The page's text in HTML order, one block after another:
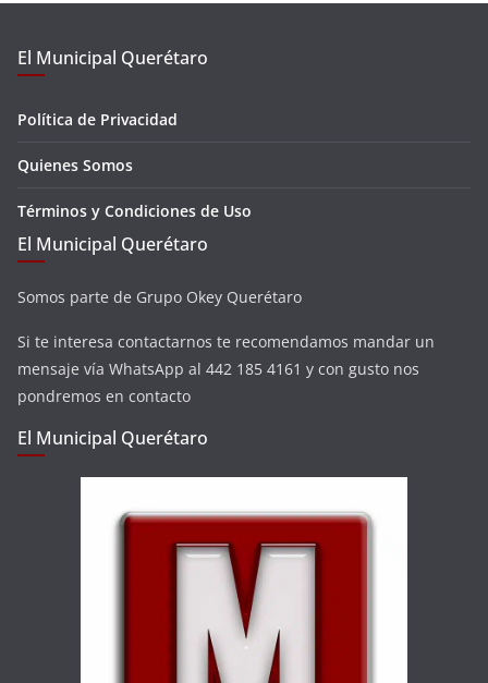
El Municipal Querétaro
Política de Privacidad
Quienes Somos
Términos y Condiciones de Uso
El Municipal Querétaro
Somos parte de Grupo Okey Querétaro
Si te interesa contactarnos te recomendamos mandar un
mensaje vía WhatsApp al 442 185 4161 y con gusto nos
pondremos en contacto
El Municipal Querétaro